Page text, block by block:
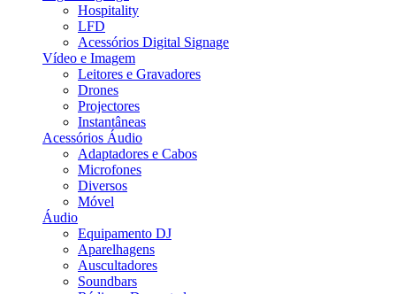
Hospitality
LFD
Acessórios Digital Signage
Vídeo e Imagem
Leitores e Gravadores
Drones
Projectores
Instantâneas
Acessórios Áudio
Adaptadores e Cabos
Microfones
Diversos
Móvel
Áudio
Equipamento DJ
Aparelhagens
Auscultadores
Soundbars